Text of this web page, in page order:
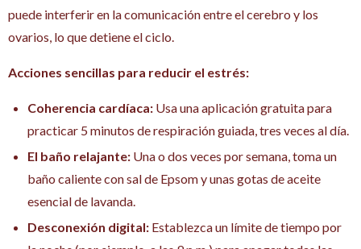
puede interferir en la comunicación entre el cerebro y los
ovarios, lo que detiene el ciclo.
Acciones sencillas para reducir el estrés:
Coherencia cardíaca: Usa una aplicación gratuita para
practicar 5 minutos de respiración guiada, tres veces al día.
El baño relajante: Una o dos veces por semana, toma un
baño caliente con sal de Epsom y unas gotas de aceite
esencial de lavanda.
Desconexión digital: Establezca un límite de tiempo por